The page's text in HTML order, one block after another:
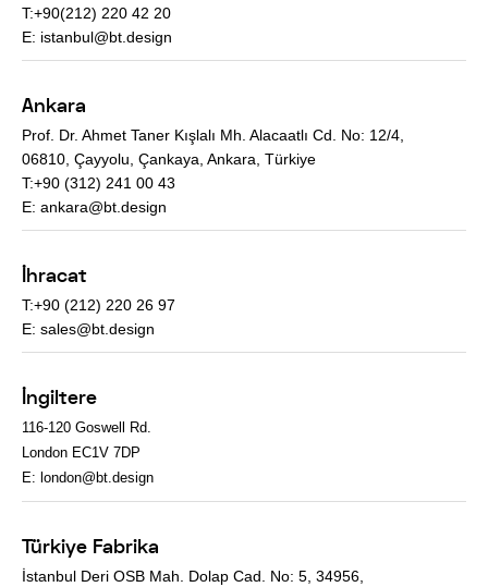
T:+90(212) 220 42 20
E: istanbul@bt.design
Ankara
Prof. Dr. Ahmet Taner Kışlalı Mh. Alacaatlı Cd. No: 12/4,
06810, Çayyolu, Çankaya, Ankara, Türkiye
T:+90 (312) 241 00 43
E: ankara@bt.design
İhracat
T:+90 (212) 220 26 97
E: sales@bt.design
İngiltere
116-120 Goswell Rd.
London EC1V 7DP
E: london@bt.design
Türkiye Fabrika
İstanbul Deri OSB Mah. Dolap Cad. No: 5, 34956,